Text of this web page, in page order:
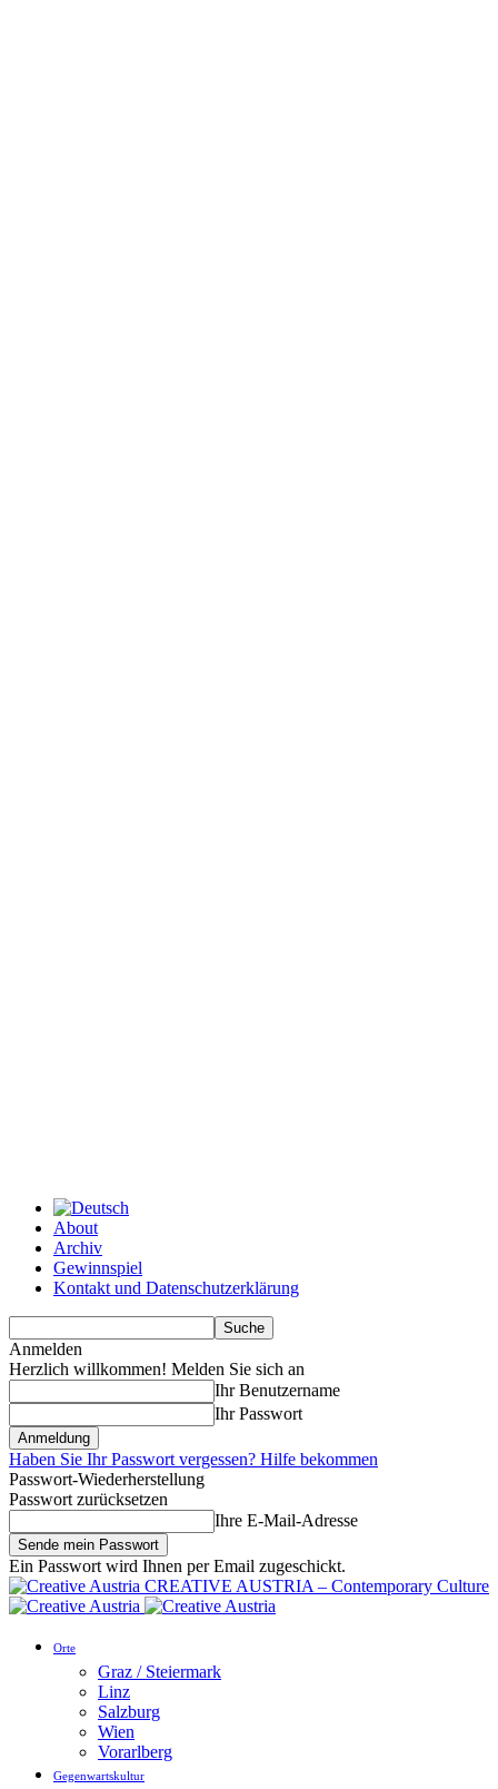
About
Archiv
Gewinnspiel
Kontakt und Datenschutzerklärung
Anmelden
Herzlich willkommen! Melden Sie sich an
Ihr Benutzername
Ihr Passwort
Haben Sie Ihr Passwort vergessen? Hilfe bekommen
Passwort-Wiederherstellung
Passwort zurücksetzen
Ihre E-Mail-Adresse
Ein Passwort wird Ihnen per Email zugeschickt.
CREATIVE AUSTRIA – Contemporary Culture
Orte
Graz / Steiermark
Linz
Salzburg
Wien
Vorarlberg
Gegenwartskultur